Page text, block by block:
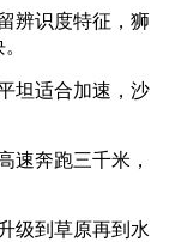
辨识度特征，狮
坦适合加速，沙
速奔跑三千米，
级到草原再到水